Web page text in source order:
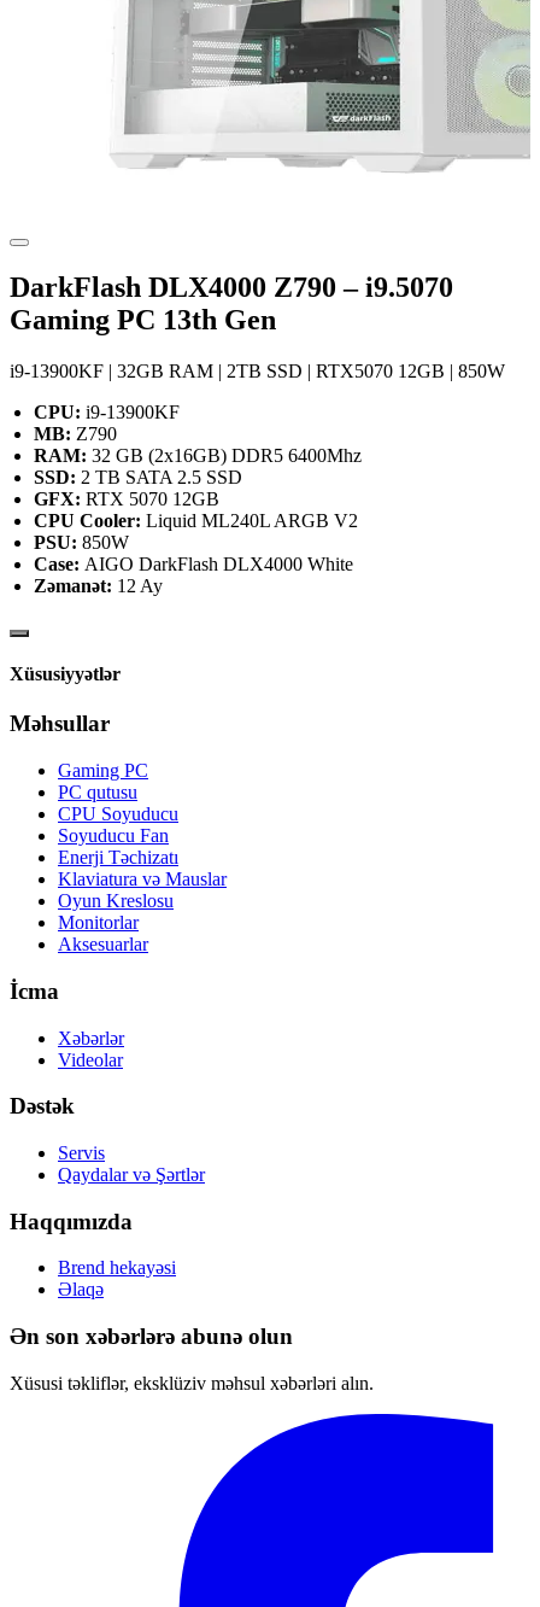
DarkFlash DLX4000 Z790 – i9.5070
Gaming PC 13th Gen
i9-13900KF | 32GB RAM | 2TB SSD | RTX5070 12GB | 850W
CPU: i9-13900KF
MB: Z790
RAM: 32 GB (2x16GB) DDR5 6400Mhz
SSD: 2 TB SATA 2.5 SSD
GFX: RTX 5070 12GB
CPU Cooler: Liquid ML240L ARGB V2
PSU: 850W
Case: AIGO DarkFlash DLX4000 White
Zəmanət: 12 Ay
Xüsusiyyətlər
Məhsullar
Gaming PC
PC qutusu
CPU Soyuducu
Soyuducu Fan
Enerji Təchizatı
Klaviatura və Mauslar
Oyun Kreslosu
Monitorlar
Aksesuarlar
İcma
Xəbərlər
Videolar
Dəstək
Servis
Qaydalar və Şərtlər
Haqqımızda
Brend hekayəsi
Əlaqə
Ən son xəbərlərə abunə olun
Xüsusi təkliflər, eksklüziv məhsul xəbərləri alın.